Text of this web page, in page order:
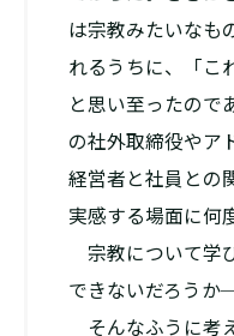
は宗教みたいなも
れるうちに、「こ
と思い至ったので
の社外取締役やア
経営者と社員との
実感する場面に何
宗教について学
できないだろうか
そんなふうに考